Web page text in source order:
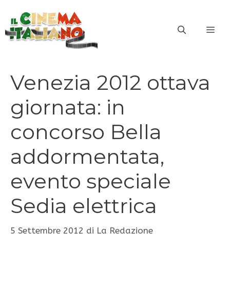
contenuto
Venezia 2012 ottava
giornata: in
concorso Bella
addormentata,
evento speciale
Sedia elettrica
5 Settembre 2012 di La Redazione